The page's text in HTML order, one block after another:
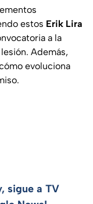
estos Erik Lira
a la
Además,
evoluciona
sigue a TV